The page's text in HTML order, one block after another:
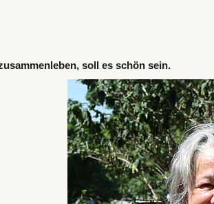
soll es schön sein.